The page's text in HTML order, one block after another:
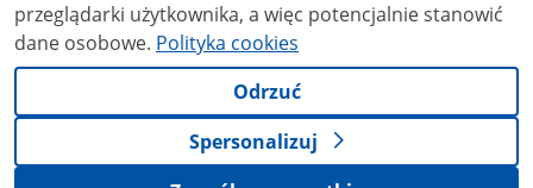
przeglądarki użytkownika, a więc potencjalnie stanowić
dane osobowe. Polityka cookies
Odrzuć
Spersonalizuj